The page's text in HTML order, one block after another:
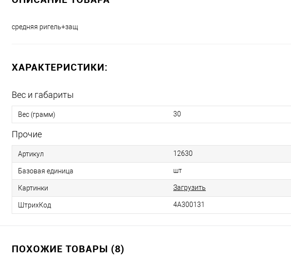
средняя ригель+защ
ХАРАКТЕРИСТИКИ:
Вес и габариты
Вес (грамм) 30
Прочие
Артикул 12630
Базовая единица шт
Картинки Загрузить
ШтрихКод 4А300131
ПОХОЖИЕ ТОВАРЫ (8)